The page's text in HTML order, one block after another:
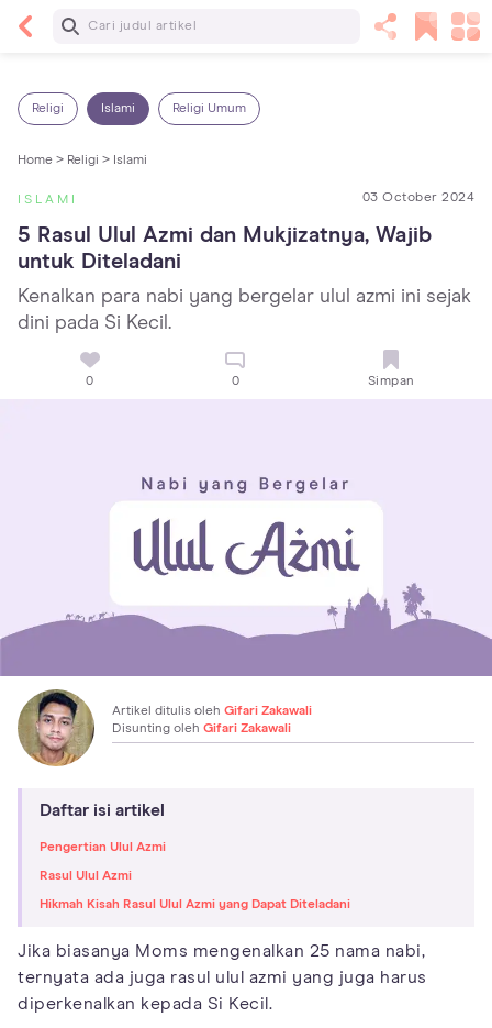
Baca Selanjutnya
Religi Islami Religi Umum
Home > Religi > Islami
ISLAMI 03 October 2024
5 Rasul Ulul Azmi dan Mukjizatnya, Wajib
untuk Diteladani
Kenalkan para nabi yang bergelar ulul azmi ini sejak
dini pada Si Kecil.
0 0 Simpan
Artikel ditulis oleh Gifari Zakawali
Disunting oleh Gifari Zakawali
Daftar isi artikel
Pengertian Ulul Azmi
Rasul Ulul Azmi
Hikmah Kisah Rasul Ulul Azmi yang Dapat Diteladani
Jika biasanya Moms mengenalkan 25 nama nabi,
ternyata ada juga rasul ulul azmi yang juga harus
diperkenalkan kepada Si Kecil.